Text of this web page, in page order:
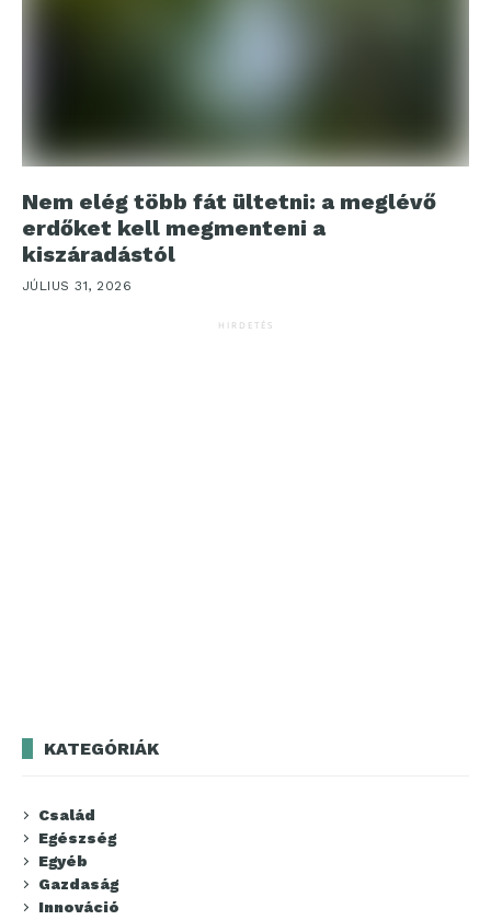
Nem elég több fát ültetni: a meglévő
erdőket kell megmenteni a
kiszáradástól
JÚLIUS 31, 2026
HIRDETÉS
KATEGÓRIÁK
Család
Egészség
Egyéb
Gazdaság
Innováció